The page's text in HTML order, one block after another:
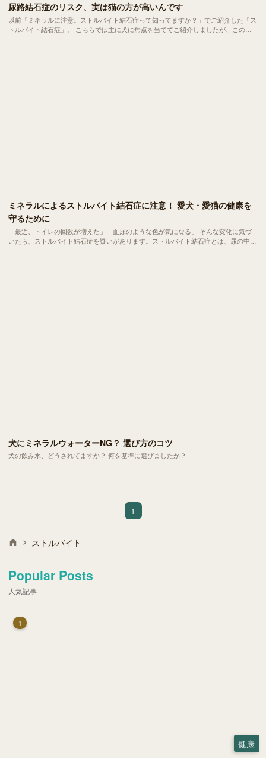
尿路結石症のリスク、実は猫の方が高いんです
以前「ミネラルに注意。ストルバイト結石症って知ってますか？」でご紹介した「ス
トルバイト結石症」。 こちらでは主に犬に焦点を当ててご紹介しましたが、このス
ミネラルによるストルバイト結石症に注意！ 愛犬・愛猫の健康を
守るために
「最近、トイレの回数が増えた」「血尿のような色が気になる」 そんな変化に気づ
いたら、ストルバイト結石症を疑いがあります。ストルバイト結石症とは、尿の中に
犬にミネラルウォーターNG？ 選び方のコツ
犬の飲み水、どうされてますか？ 何を基準に選びましたか？
1
ストルバイト
Popular Posts
人気記事
1
健康